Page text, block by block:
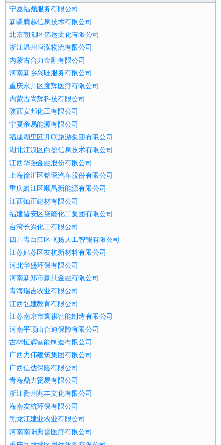
宁夏福鼎服务有限公司
新疆腾越信息技术有限公司
北京朝阳区亿达文化有限公司
浙江温州恒泓物流有限公司
内蒙古合力金融有限公司
河南新乡兴旺服务有限公司
重庆永川区度辉医疗有限公司
内蒙古尚辉科技有限公司
陕西安邦化工有限公司
宁夏帝易能源有限公司
福建湖里区升联旅游集团有限公司
湖北江汉区白盈信息技术有限公司
江西华强金融股份有限公司
上海徐汇区铭琛汽车股份有限公司
重庆黔江区顺昌新能源有限公司
江西灿正建材有限公司
福建晋安区黛隆化工集团有限公司
台湾长兴化工有限公司
四川青白江区飞扬人工智能有限公司
江苏姑苏区友杭新材料有限公司
河北华盛环保有限公司
河南新郑市豪具金融有限公司
青海瑞吉农业有限公司
江西弘建教育有限公司
江苏南京市寰祺智能制造有限公司
河南平顶山合迪保险有限公司
吉林恒辉智能制造有限公司
广西力伟建筑集团有限公司
广西信达保险有限公司
青海鼎力贸易有限公司
浙江衢州兆丰文化有限公司
海南友杭环保有限公司
黑龙江建业农业有限公司
河南南阳典雷医疗有限公司